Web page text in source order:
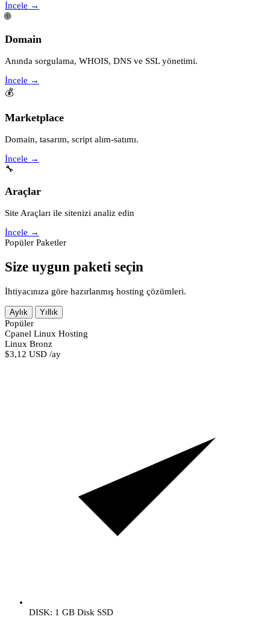
İncele →
🌐
Domain
Anında sorgulama, WHOIS, DNS ve SSL yönetimi.
İncele →
💰
Marketplace
Domain, tasarım, script alım-satımı.
İncele →
🔧
Araçlar
Site Araçları ile sitenizi analiz edin
İncele →
Popüler Paketler
Size uygun paketi seçin
İhtiyacınıza göre hazırlanmış hosting çözümleri.
Aylık Yıllık
Popüler
Cpanel Linux Hosting
Linux Bronz
$3,12 USD /ay
DISK: 1 GB Disk SSD